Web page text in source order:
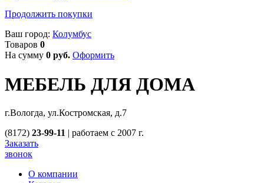
Продолжить покупки
Ваш город: Колумбус
Товаров 0
На сумму 0 руб. Оформить
МЕБЕЛЬ ДЛЯ ДОМА
г.Вологда, ул.Костромская, д.7
(8172) 23-99-11 | работаем с 2007 г.
Заказать
звонок
О компании